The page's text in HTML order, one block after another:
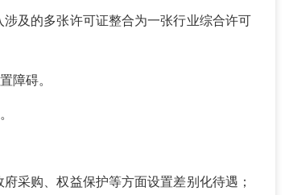
及的多张许可证整合为一张行业综合许可
障碍。
采购、权益保护等方面设置差别化待遇；